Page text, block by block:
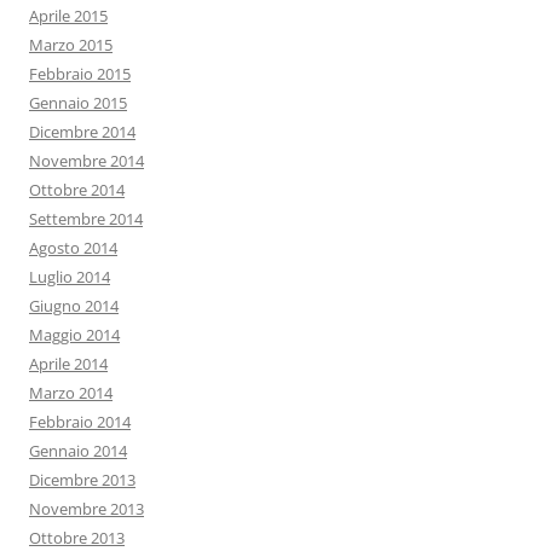
Aprile 2015
Marzo 2015
Febbraio 2015
Gennaio 2015
Dicembre 2014
Novembre 2014
Ottobre 2014
Settembre 2014
Agosto 2014
Luglio 2014
Giugno 2014
Maggio 2014
Aprile 2014
Marzo 2014
Febbraio 2014
Gennaio 2014
Dicembre 2013
Novembre 2013
Ottobre 2013